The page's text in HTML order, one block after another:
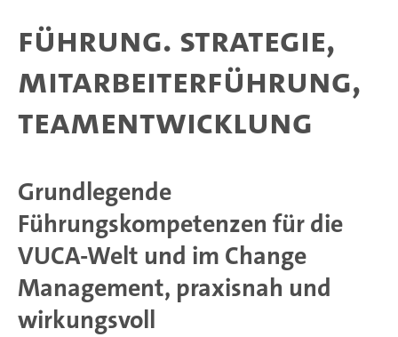
Führung. Strategie,
Mitarbeiterführung,
Teamentwicklung
Grundlegende
Führungskompetenzen für die
VUCA-Welt und im Change
Management, praxisnah und
wirkungsvoll